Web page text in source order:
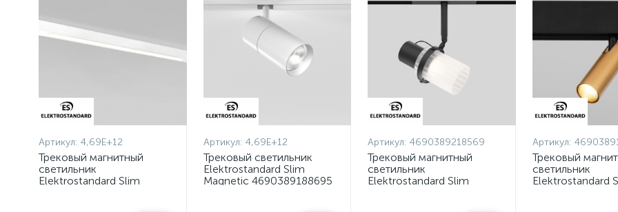
Артикул: 4,69E+12
Трековый магнитный
светильник
Elektrostandard Slim
Артикул: 4,69E+12
Трековый светильник
Elektrostandard Slim
Magnetic 4690389188695
Артикул: 4690389218569
Трековый магнитный
светильник
Elektrostandard Slim
Артикул:
Трековый
светильник
Elektrostandard